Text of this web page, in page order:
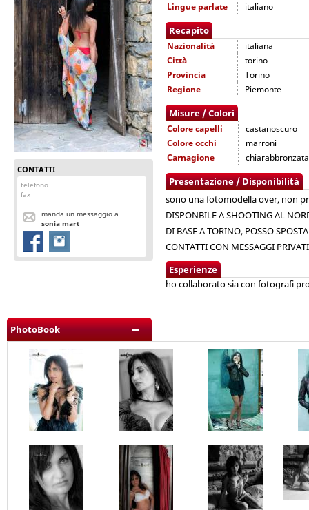
CONTATTI
telefono
fax
manda un messaggio a
sonia mart
Lingue parlate
italiano
Recapito
Nazionalità
italiana
Città
torino
Provincia
Torino
Regione
Piemonte
Misure / Colori
Colore capelli
castanoscuro
Colore occhi
marroni
Carnagione
chiarabbronzata
Presentazione / Disponibilità
sono una fotomodella over, non
DISPONBILE A SHOOTING AL
DI BASE A TORINO, POSSO
CONTATTI CON MESSAGGI
Esperienze
ho collaborato sia con fotografi
PhotoBook